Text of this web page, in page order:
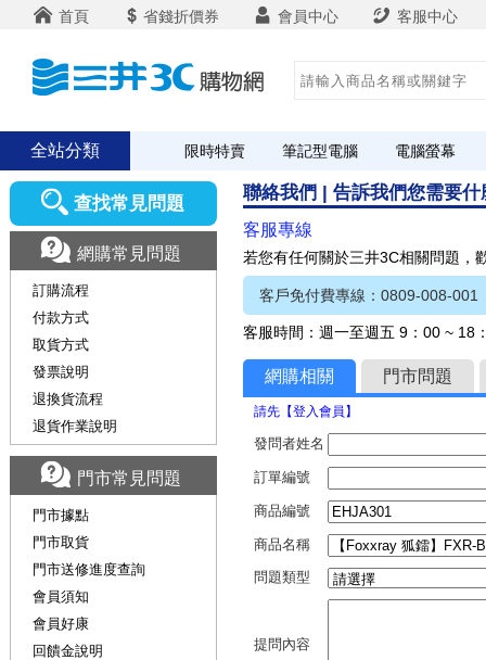
首頁 省錢折價券 會員中心 客服中心
全站分類 限時特賣 筆記型電腦 電腦螢幕
聯絡我們 | 告訴我們您需要什
客服專線
若您有任何關於三井3C相關問題，
客戶免付費專線：0809-008-001
客服時間：週一至週五 9：00 ~ 18
網購相關 門市問題
請先【登入會員】
發問者姓名
訂單編號
商品編號
商品名稱
問題類型
提問內容
查找常見問題
網購常見問題
訂購流程
付款方式
取貨方式
發票說明
退換貨流程
退貨作業說明
門市常見問題
門市據點
門市取貨
門市送修進度查詢
會員須知
會員好康
回饋金說明